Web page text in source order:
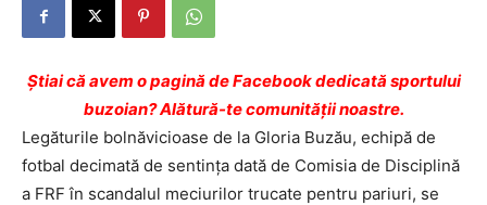
Ştiai că avem o pagină de Facebook dedicată sportului
buzoian? Alătură-te comunității noastre.
Legăturile bolnăvicioase de la Gloria Buzău, echipă de
fotbal decimată de sentința dată de Comisia de Disciplină
a FRF în scandalul meciurilor trucate pentru pariuri, se